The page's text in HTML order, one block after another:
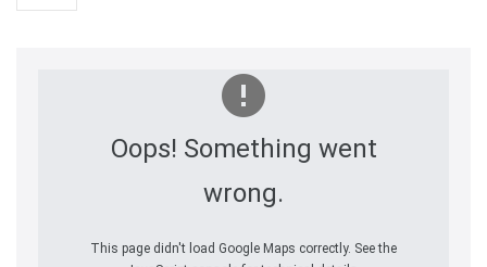
Oops! Something went
wrong.
This page didn't load Google Maps correctly. See the